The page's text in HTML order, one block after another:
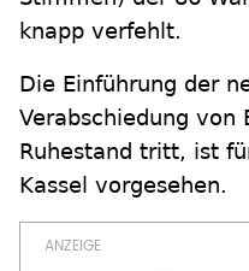
knapp verfehlt.
Die Einführung der
Verabschiedung von
Ruhestand tritt, ist
Kassel vorgesehen.